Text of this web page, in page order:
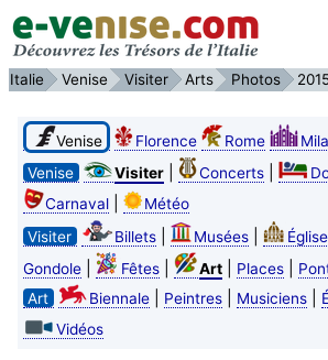
Italie Venise Visiter Arts Photos
Venise Florence Rome
Venise
Visiter| Concerts|
Carnaval|
Météo
Visiter
Billets| Musées|
Gondole| Fêtes| Art| Places|
Art
Biennale| Peintres| Musiciens|
Vidéos